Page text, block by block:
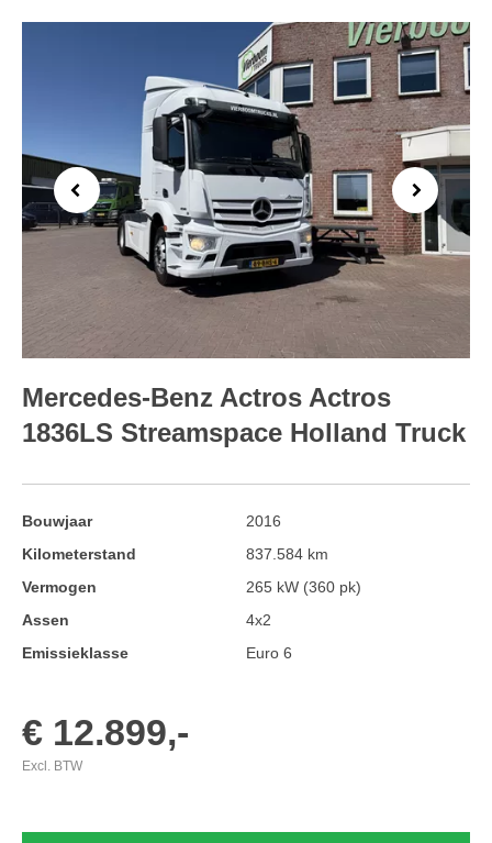
Previous Next
Mercedes-Benz Actros Actros
1836LS Streamspace Holland Truck
Bouwjaar
2016
Kilometerstand
837.584 km
Vermogen
265 kW (360 pk)
Assen
4x2
Emissieklasse
Euro 6
€ 12.899,-
Excl. BTW